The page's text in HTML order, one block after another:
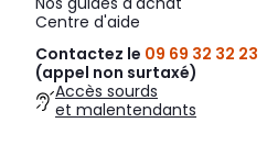
Centre d'aide
Contactez le 09 69 32 32 23
(appel non surtaxé)
Accès sourds
et malentendants